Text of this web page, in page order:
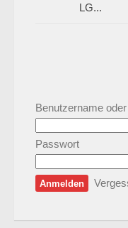
LG...
Benutzername
Passwort